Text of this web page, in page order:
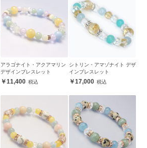
アラゴナイト・アクアマリン
デザインブレスレット
11,400
シトリン・アマゾナイト デザ
インブレスレット
17,000